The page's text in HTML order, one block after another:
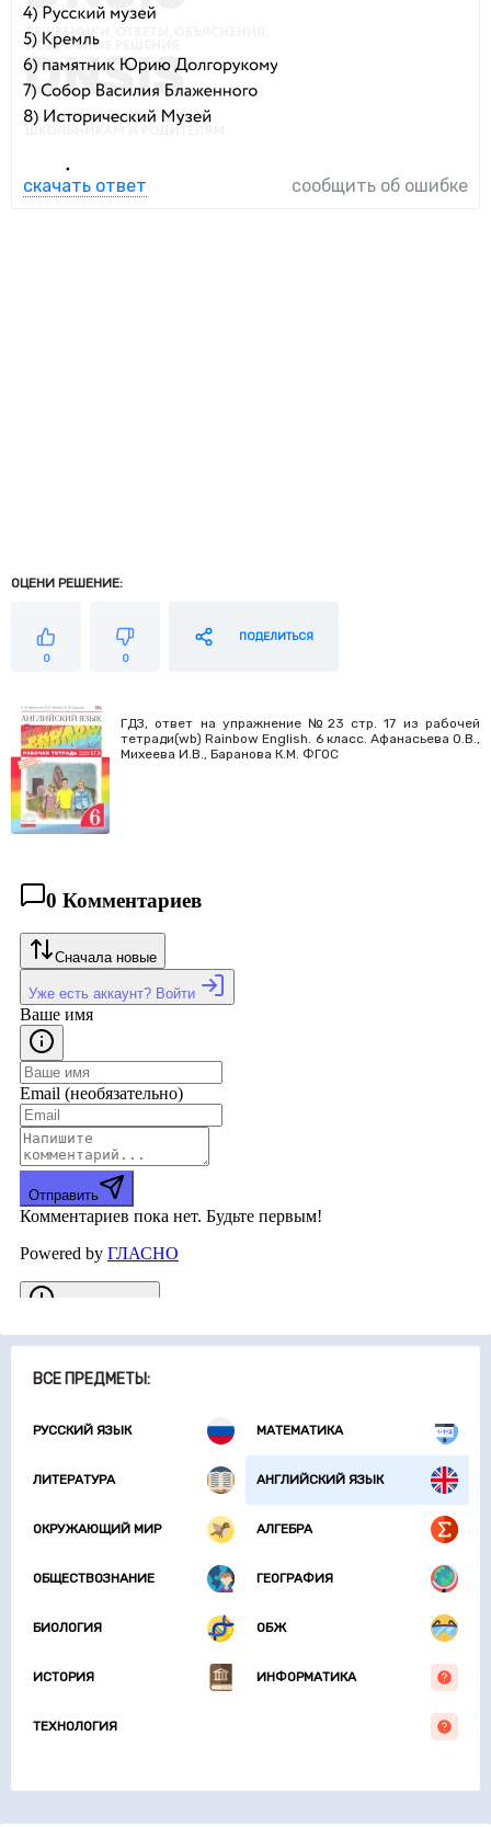
ВСЕ ПРЕДМЕТЫ:
РУССКИЙ ЯЗЫК МАТЕМАТИКА
ЛИТЕРАТУРА АНГЛИЙСКИЙ ЯЗЫК
ОКРУЖАЮЩИЙ МИР АЛГЕБРА
ОБЩЕСТВОЗНАНИЕ ГЕОГРАФИЯ
БИОЛОГИЯ ОБЖ
ИСТОРИЯ ИНФОРМАТИКА
ТЕХНОЛОГИЯ
скачать ответ сообщить об ошибке
ОЦЕНИ РЕШЕНИЕ:
0 0
ПОДЕЛИТЬСЯ
ГДЗ, ответ на упражнение №23 стр. 17 из рабочей
тетради(wb) Rainbow English. 6 класс. Афанасьева О.В.,
Михеева И.В., Баранова К.М. ФГОС